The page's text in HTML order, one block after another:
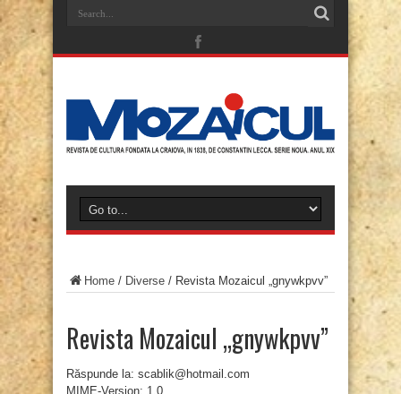
Home / Diverse / Revista Mozaicul „gnywkpvv”
Revista Mozaicul „gnywkpvv”
Răspunde la: scablik@hotmail.com
MIME-Version: 1.0